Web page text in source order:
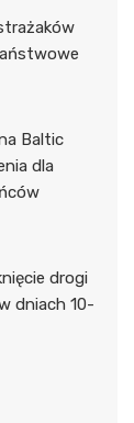
Baltic
dla
drogi
dniach 10-